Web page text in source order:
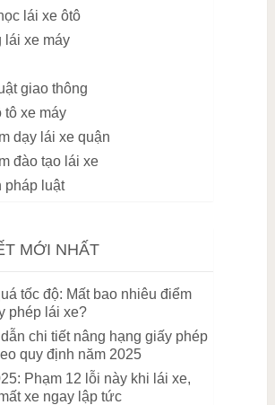
lái xe ôtô
lái xe máy
giao thông
tô xe máy
dạy lái xe quận
đào tạo lái xe
pháp luật
MỚI NHẤT
tốc độ: Mất bao nhiêu điểm
phép lái xe?
chi tiết nâng hạng giấy phép
quy định năm 2025
Phạm 12 lỗi này khi lái xe,
xe ngay lập tức